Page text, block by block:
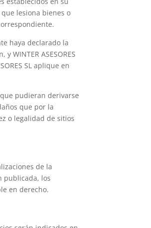
lesiona bienes o
haya declarado la
WINTER ASESORES
SL aplique en
pudieran derivarse
que por la
o legalidad de sitios
de la
publicada, los
en derecho.